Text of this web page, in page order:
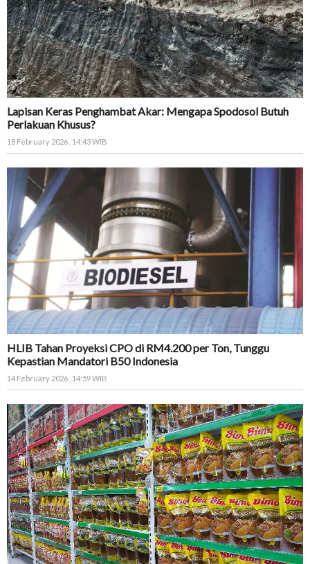
Lapisan Keras Penghambat Akar: Mengapa Spodosol Butuh
Perlakuan Khusus?
18 February 2026 , 14:43 WIB
HLIB Tahan Proyeksi CPO di RM4.200 per Ton, Tunggu
Kepastian Mandatori B50 Indonesia
14 February 2026 , 14:59 WIB